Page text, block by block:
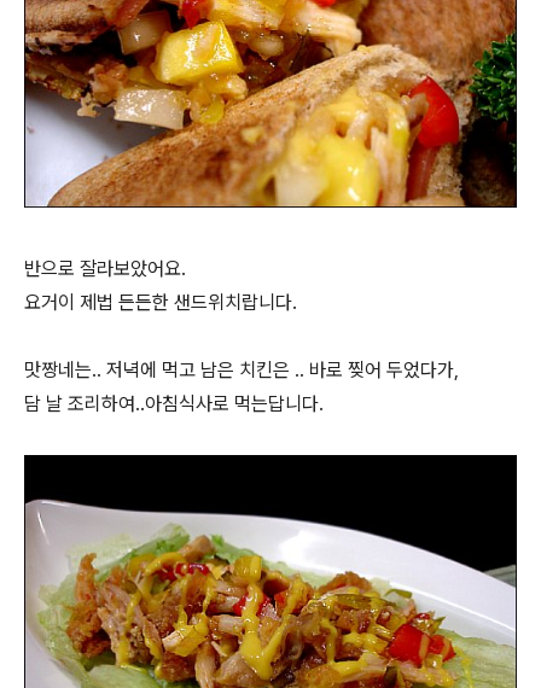
반으로 잘라보았어요.
요거이 제법 든든한 샌드위치랍니다.
맛짱네는.. 저녁에 먹고 남은 치킨은 .. 바로 찢어 두었다가,
담 날 조리하여..아침식사로 먹는답니다.